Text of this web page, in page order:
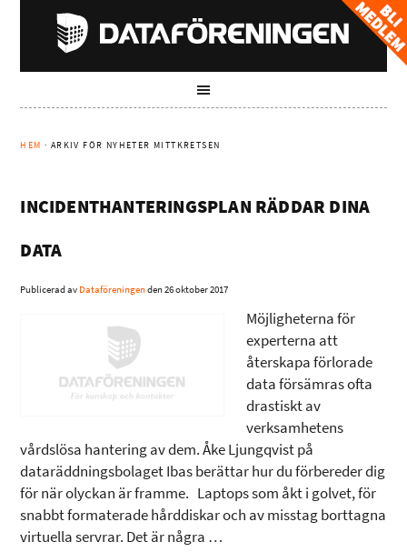
HEM · ARKIV FÖR NYHETER MITTKRETSEN
INCIDENTHANTERINGSPLAN RÄDDAR DINA
DATA
Publicerad av Dataföreningenden26 oktober 2017
Möjligheterna för
experterna att
återskapa förlorade
data försämras ofta
drastiskt av
verksamhetens
vårdslösa hantering av dem. Åke Ljungqvist på
dataräddningsbolaget Ibas berättar hur du förbereder dig
för när olyckan är framme. Laptops som åkt i golvet, för
snabbt formaterade hårddiskar och av misstag borttagna
virtuella servrar. Det är några …